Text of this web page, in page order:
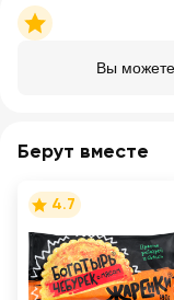
Вы можете
Берут вместе
4.7